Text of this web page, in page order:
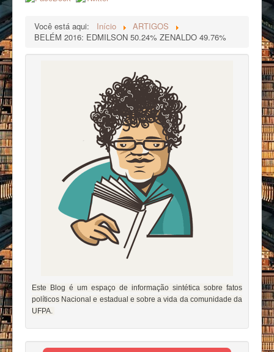
Você está aqui: Início
ARTIGOS
BELÉM 2016: EDMILSON 50.24% ZENALDO 49.76%
Este Blog é um espaço de informação sintética sobre fatos
políticos Nacional e estadual e sobre a vida da comunidade da
UFPA.